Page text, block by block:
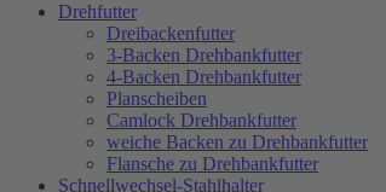
Drehfutter
Dreibackenfutter
3-Backen Drehbankfutter
4-Backen Drehbankfutter
Planscheiben
Camlock Drehbankfutter
weiche Backen zu Drehbankfutter
Flansche zu Drehbankfutter
Schnellwechsel-Stahlhalter